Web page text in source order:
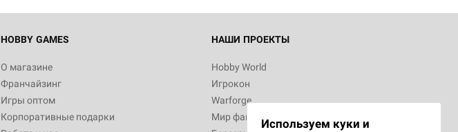
HOBBY GAMES
О магазине
Франчайзинг
Игры оптом
Корпоративные подарки
НАШИ ПРОЕКТЫ
Hobby World
Игрокон
Warforge
Мир фантастикиИспользуем куки и